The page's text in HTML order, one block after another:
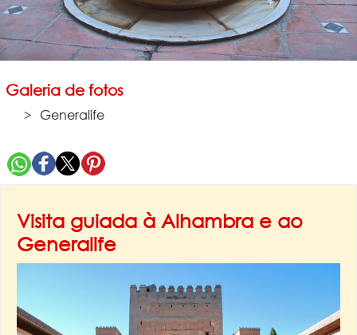
Galeria de fotos
Generalife
Visita guiada à Alhambra e ao
Generalife